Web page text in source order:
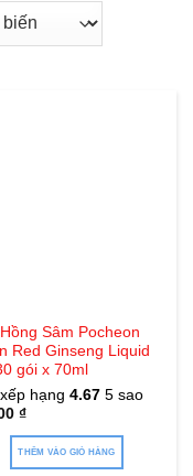
Sâm Pocheon
Red Ginseng Liquid
gói x 70ml
hạng 4.675 sao
₫
THÊM VÀO GIỎ HÀNG